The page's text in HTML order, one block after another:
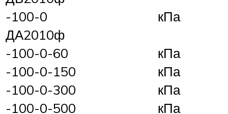
-100-0
кПа
ДА2010ф
-100-0-60
кПа
-100-0-150
кПа
-100-0-300
кПа
-100-0-500
кПа